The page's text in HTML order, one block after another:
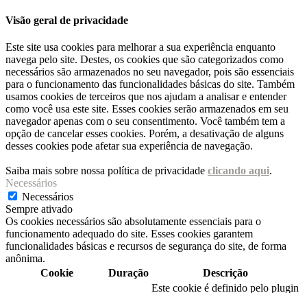
Visão geral de privacidade
Este site usa cookies para melhorar a sua experiência enquanto
navega pelo site. Destes, os cookies que são categorizados como
necessários são armazenados no seu navegador, pois são essenciais
para o funcionamento das funcionalidades básicas do site. Também
usamos cookies de terceiros que nos ajudam a analisar e entender
como você usa este site. Esses cookies serão armazenados em seu
navegador apenas com o seu consentimento. Você também tem a
opção de cancelar esses cookies. Porém, a desativação de alguns
desses cookies pode afetar sua experiência de navegação.
Saiba mais sobre nossa política de privacidade clicando aqui.
Necessários
Necessários
Sempre ativado
Os cookies necessários são absolutamente essenciais para o
funcionamento adequado do site. Esses cookies garantem
funcionalidades básicas e recursos de segurança do site, de forma
anônima.
Cookie
Duração Descrição
Este cookie é definido pelo plugin